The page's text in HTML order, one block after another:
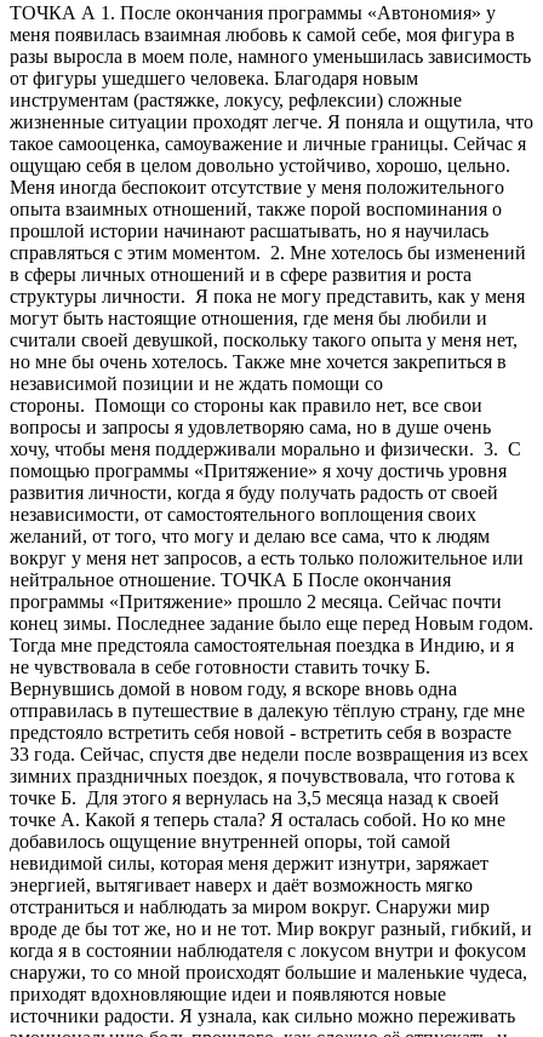
ТОЧКА А 1. После окончания программы «Автономия» у
меня появилась взаимная любовь к самой себе, моя фигура в
разы выросла в моем поле, намного уменьшилась зависимость
от фигуры ушедшего человека. Благодаря новым
инструментам (растяжке, локусу, рефлексии) сложные
жизненные ситуации проходят легче. Я поняла и ощутила, что
такое самооценка, самоуважение и личные границы. Сейчас я
ощущаю себя в целом довольно устойчиво, хорошо, цельно.
Меня иногда беспокоит отсутствие у меня положительного
опыта взаимных отношений, также порой воспоминания о
прошлой истории начинают расшатывать, но я научилась
справляться с этим моментом. 2. Мне хотелось бы изменений
в сферы личных отношений и в сфере развития и роста
структуры личности. Я пока не могу представить, как у меня
могут быть настоящие отношения, где меня бы любили и
считали своей девушкой, поскольку такого опыта у меня нет,
но мне бы очень хотелось. Также мне хочется закрепиться в
независимой позиции и не ждать помощи со
стороны. Помощи со стороны как правило нет, все свои
вопросы и запросы я удовлетворяю сама, но в душе очень
хочу, чтобы меня поддерживали морально и физически. 3. С
помощью программы «Притяжение» я хочу достичь уровня
развития личности, когда я буду получать радость от своей
независимости, от самостоятельного воплощения своих
желаний, от того, что могу и делаю все сама, что к людям
вокруг у меня нет запросов, а есть только положительное или
нейтральное отношение. ТОЧКА Б После окончания
программы «Притяжение» прошло 2 месяца. Сейчас почти
конец зимы. Последнее задание было еще перед Новым годом.
Тогда мне предстояла самостоятельная поездка в Индию, и я
не чувствовала в себе готовности ставить точку Б.
Вернувшись домой в новом году, я вскоре вновь одна
отправилась в путешествие в далекую тёплую страну, где мне
предстояло встретить себя новой - встретить себя в возрасте
33 года. Сейчас, спустя две недели после возвращения из всех
зимних праздничных поездок, я почувствовала, что готова к
точке Б. Для этого я вернулась на 3,5 месяца назад к своей
точке А. Какой я теперь стала? Я осталась собой. Но ко мне
добавилось ощущение внутренней опоры, той самой
невидимой силы, которая меня держит изнутри, заряжает
энергией, вытягивает наверх и даёт возможность мягко
отстраниться и наблюдать за миром вокруг. Снаружи мир
вроде де бы тот же, но и не тот. Мир вокруг разный, гибкий, и
когда я в состоянии наблюдателя с локусом внутри и фокусом
снаружи, то со мной происходят большие и маленькие чудеса,
приходят вдохновляющие идеи и появляются новые
источники радости. Я узнала, как сильно можно переживать